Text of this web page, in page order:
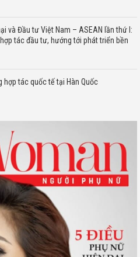
và Đầu tư Việt Nam – ASEAN lần thứ I:
tác đầu tư, hướng tới phát triển bền
hợp tác quốc tế tại Hàn Quốc